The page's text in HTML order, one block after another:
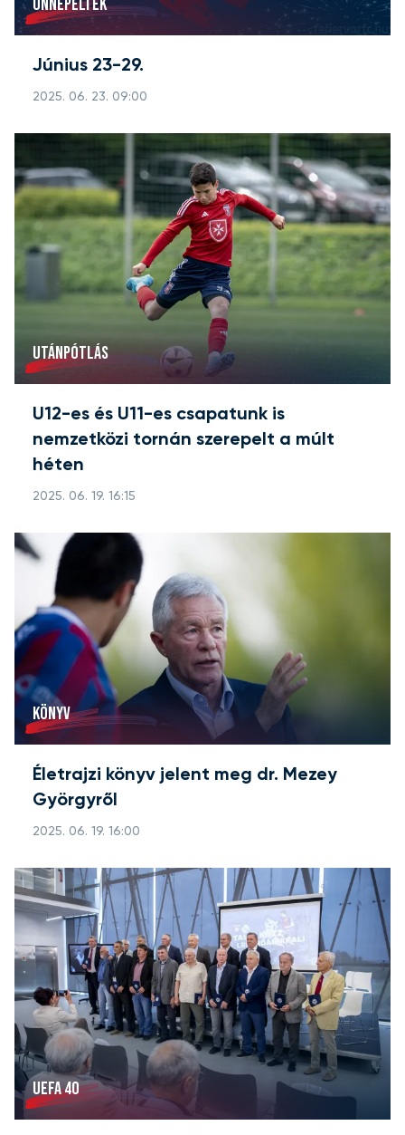
ÜNNEPELTEK
Június 23-29.
2025. 06. 23. 09:00
UTÁNPÓTLÁS
U12-es és U11-es csapatunk is
nemzetközi tornán szerepelt a múlt
héten
2025. 06. 19. 16:15
KÖNYV
Életrajzi könyv jelent meg dr. Mezey
Györgyről
2025. 06. 19. 16:00
UEFA 40